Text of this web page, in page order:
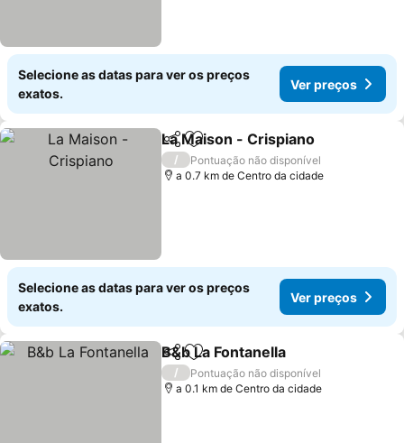
Selecione as datas para ver os preços
exatos.
Ver preços
PartilharAdicionar aos favoritos
La Maison - Crispiano
/
Pontuação não disponível
a 0.7 km de Centro da cidade
Selecione as datas para ver os preços
exatos.
Ver preços
PartilharAdicionar aos favoritos
B&b La Fontanella
/
Pontuação não disponível
a 0.1 km de Centro da cidade